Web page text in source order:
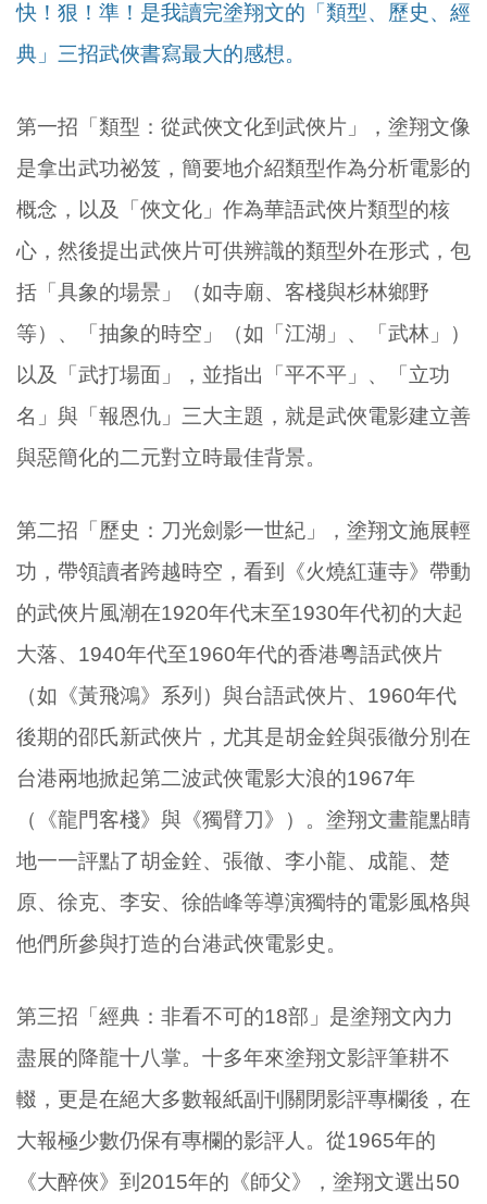
快！狠！準！是我讀完塗翔文的「類型、歷史、經
典」三招武俠書寫最大的感想。
第一招「類型：從武俠文化到武俠片」，塗翔文像
是拿出武功祕笈，簡要地介紹類型作為分析電影的
概念，以及「俠文化」作為華語武俠片類型的核
心，然後提出武俠片可供辨識的類型外在形式，包
括「具象的場景」（如寺廟、客棧與杉林鄉野
等）、「抽象的時空」（如「江湖」、「武林」）
以及「武打場面」，並指出「平不平」、「立功
名」與「報恩仇」三大主題，就是武俠電影建立善
與惡簡化的二元對立時最佳背景。
第二招「歷史：刀光劍影一世紀」，塗翔文施展輕
功，帶領讀者跨越時空，看到《火燒紅蓮寺》帶動
的武俠片風潮在1920年代末至1930年代初的大起
大落、1940年代至1960年代的香港粵語武俠片
（如《黃飛鴻》系列）與台語武俠片、1960年代
後期的邵氏新武俠片，尤其是胡金銓與張徹分別在
台港兩地掀起第二波武俠電影大浪的1967年
（《龍門客棧》與《獨臂刀》）。塗翔文畫龍點睛
地一一評點了胡金銓、張徹、李小龍、成龍、楚
原、徐克、李安、徐皓峰等導演獨特的電影風格與
他們所參與打造的台港武俠電影史。
第三招「經典：非看不可的18部」是塗翔文內力
盡展的降龍十八掌。十多年來塗翔文影評筆耕不
輟，更是在絕大多數報紙副刊關閉影評專欄後，在
大報極少數仍保有專欄的影評人。從1965年的
《大醉俠》到2015年的《師父》，塗翔文選出50